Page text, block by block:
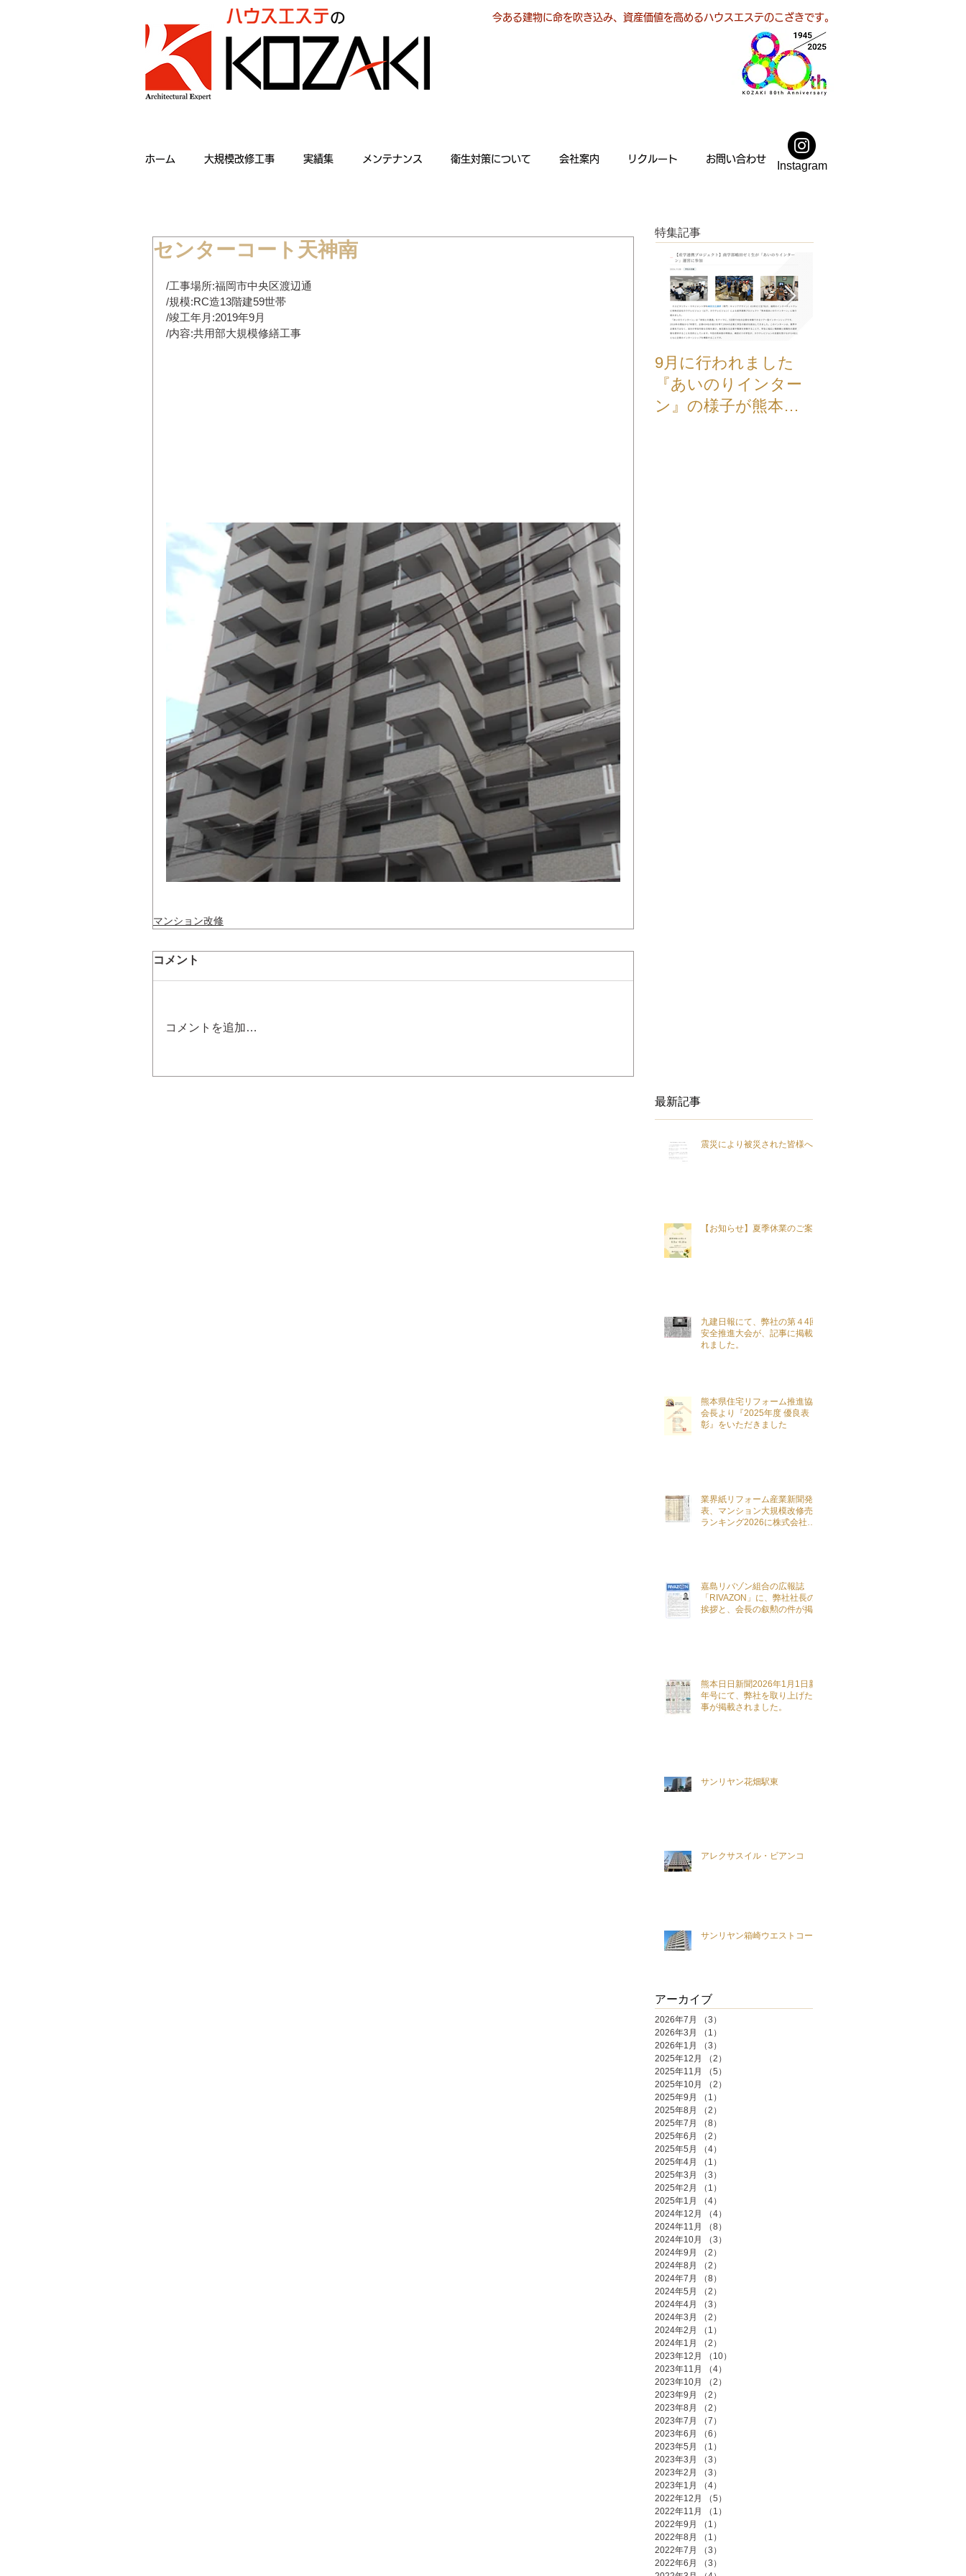
今ある建物に命を吹き込み、資産価値を高めるハウスエステのこざきです。
ホーム 大規模改修工事 実績集 メンテナンス 衛生対策について 会社案内 リクルート お問い合わせ
Instagram
センターコート天神南
/工事場所:福岡市中央区渡辺通
/規模:RC造13階建59世帯
/竣工年月:2019年9月
/内容:共用部大規模修繕工事
マンション改修
コメント
コメントを追加…
特集記事
9月に行われました
『あいのりインター
ン』の様子が熊本学
最新記事
震災により被災された皆様へ
【お知らせ】夏季休業のご案内
九建日報にて、弊社の第４4回
安全推進大会が、記事に掲載さ
れました。
熊本県住宅リフォーム推進協議
会長より『2025年度 優良表
彰』をいただきました
業界紙リフォーム産業新聞発
表、マンション大規模改修売上
ランキング2026に株式会社こ
嘉島リバゾン組合の広報誌
「RIVAZON」に、弊社社長の
挨拶と、会長の叙勲の件が掲載
熊本日日新聞2026年1月1日新
年号にて、弊社を取り上げた記
事が掲載されました。
サンリヤン花畑駅東
アレクサスイル・ビアンコ
サンリヤン箱崎ウエストコート
アーカイブ
2026年7月 （3）
2026年3月
（1）
2026年1月
（3）
2025年12月
（2）
2025年11月
（5）
2025年10月
（2）
2025年9月
（1）
2025年8月
（2）
2025年7月
（8）
2025年6月
（2）
2025年5月
（4）
2025年4月
（1）
2025年3月
（3）
2025年2月
（1）
2025年1月
（4）
2024年12月
（4）
2024年11月
（8）
2024年10月
（3）
2024年9月
（2）
2024年8月
（2）
2024年7月
（8）
2024年5月
（2）
2024年4月
（3）
2024年3月
（2）
2024年2月
（1）
2024年1月
（2）
2023年12月
（10）
2023年11月
（4）
2023年10月
（2）
2023年9月
（2）
2023年8月
（2）
2023年7月
（7）
2023年6月
（6）
2023年5月
（1）
2023年3月
（3）
2023年2月
（3）
2023年1月
（4）
2022年12月
（5）
2022年11月
（1）
2022年9月
（1）
2022年8月
（1）
2022年7月
（3）
2022年6月
（3）